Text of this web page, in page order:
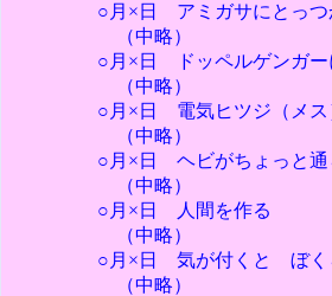
○月×日 アミガサにとっつ
（中略）
○月×日 ドッペルゲンガー
（中略）
○月×日 電気ヒツジ（メス
（中略）
○月×日 ヘビがちょっと通らせ
（中略）
○月×日 人間を作る
（中略）
○月×日 気が付くと ぼくら
（中略）